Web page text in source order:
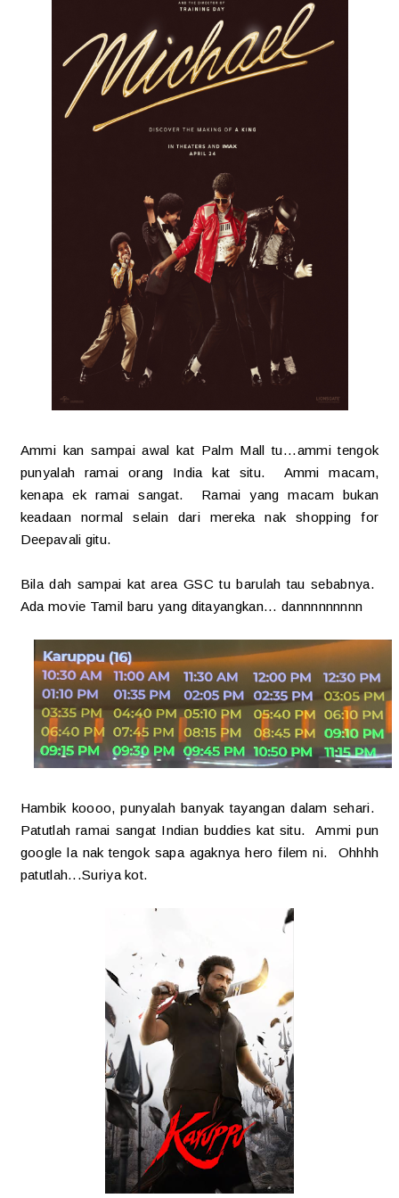
Ammi kan sampai awal kat Palm Mall tu...ammi tengok
punyalah ramai orang India kat situ. Ammi macam,
kenapa ek ramai sangat. Ramai yang macam bukan
keadaan normal selain dari mereka nak shopping for
Deepavali gitu.
Bila dah sampai kat area GSC tu barulah tau sebabnya.
Ada movie Tamil baru yang ditayangkan... dannnnnnnnn
Hambik koooo, punyalah banyak tayangan dalam sehari.
Patutlah ramai sangat Indian buddies kat situ. Ammi pun
google la nak tengok sapa agaknya hero filem ni. Ohhhh
patutlah...Suriya kot.